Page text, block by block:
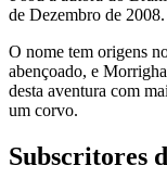
de Dezembro de 2008.
O nome tem origens
abençoado, e
desta aventura com
um corvo.
Subscritores